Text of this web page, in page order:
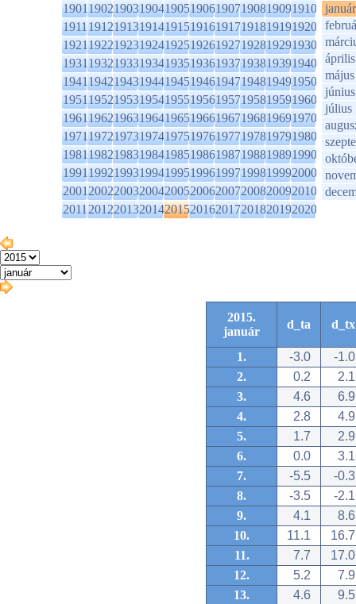
1901190219031904190519061907190819091910
1911191219131914191519161917191819191920
1921192219231924192519261927192819291930
1931193219331934193519361937193819391940
1941194219431944194519461947194819491950
1951195219531954195519561957195819591960
1961196219631964196519661967196819691970
1971197219731974197519761977197819791980
1981198219831984198519861987198819891990
1991199219931994199519961997199819992000
2001200220032004200520062007200820092010
2011201220132014201520162017201820192020
január
április
május
június
július
2015.
január
d_ta d_tx
1. -3.0
-1.0
2.
0.2
2.1
3.
4.6
6.9
4.
2.8
4.9
5.
1.7
2.9
6.
0.0
3.1
7.
-5.5
-0.3
8.
-3.5
-2.1
9.
4.1
8.6
10.
11.1
16.7
11.
7.7
17.0
12.
5.2
7.9
13.
4.6
9.5